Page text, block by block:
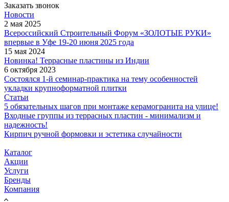
Заказать звонок
Новости
2 мая 2025
Всероссийский Строительный Форум «ЗОЛОТЫЕ РУКИ»
впервые в Уфе 19-20 июня 2025 года
15 мая 2024
Новинка! Террасные пластины из Индии
6 октября 2023
Состоялся 1-й семинар-практика на тему особенностей
укладки крупноформатной плитки
Статьи
5 обязательных шагов при монтаже керамогранита на улице!
Входные группы из террасных пластин - минимализм и
надежность!
Кирпич ручной формовки и эстетика случайности
Каталог
Акции
Услуги
Бренды
Компания